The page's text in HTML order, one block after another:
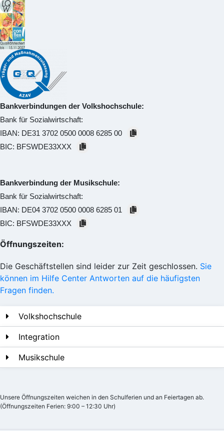
Bankverbindungen der Volkshochschule:
Bank für Sozialwirtschaft:
IBAN: DE31 3702 0500 0008 6285 00
BIC: BFSWDE33XXX
Bankverbindung der Musikschule:
Bank für Sozialwirtschaft:
IBAN: DE04 3702 0500 0008 6285 01
BIC: BFSWDE33XXX
Öffnungszeiten:
Die Geschäftstellen sind leider zur Zeit geschlossen. Sie
können im Hilfe Center Antworten auf die häufigsten
Fragen finden.
Volkshochschule
Integration
Musikschule
Unsere Öffnungszeiten weichen in den Schulferien und an Feiertagen ab.
(Öffnungszeiten Ferien: 9:00 – 12:30 Uhr)